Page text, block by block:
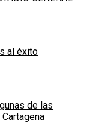
al éxito
de las